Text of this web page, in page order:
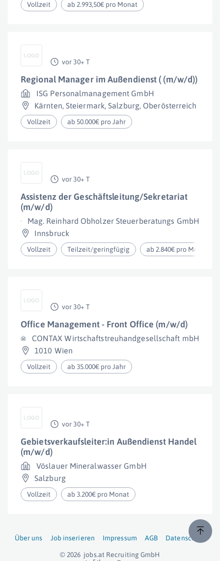
Vollzeit ab 2.993,50€ pro Monat
vor 30+ T
Regional Manager im Außendienst ( (m/w/d))
ISG Personalmanagement GmbH
Kärnten, Steiermark,Salzburg, Oberösterreich
Vollzeit ab 50.000€ pro Jahr
vor 30+ T
Assistenz der Geschäftsleitung/Sekretariat
(m/w/d)
Mag. Reinhard Obholzer Steuerberatungs GmbH
Innsbruck
Vollzeit Teilzeit/geringfügig ab 2.840€ pro Monat
vor 30+ T
Office Management - Front Office (m/w/d)
CONTAX Wirtschaftstreuhandgesellschaft mbH
1010 Wien
Vollzeit ab 35.000€ pro Jahr
vor 30+ T
Gebietsverkaufsleiter:in Außendienst Handel
(m/w/d)
Vöslauer Mineralwasser GmbH
Salzburg
Vollzeit ab 3.200€ pro Monat
Über uns Job inserieren Impressum AGB Datenschutz
© 2026 jobs.at Recruiting GmbH